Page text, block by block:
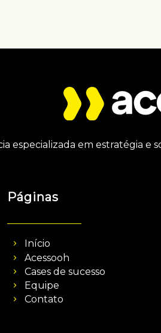
especializada em estratégia e
Páginas
Início
Acessooh
Cases de sucesso
Equipe
Contato